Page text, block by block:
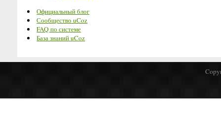
Официальный блог
Сообщество uCoz
FAQ по системе
База знаний uCoz